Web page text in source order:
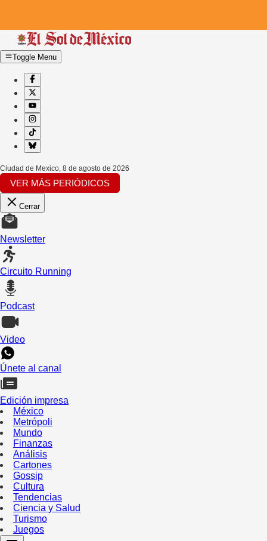
Toggle Menu
Ciudad de Mexico, 8 de agosto de 2026
VER MÁS PERIÓDICOS
Cerrar
Newsletter
Circuito Running
Podcast
Video
Únete al canal
Edición impresa
México
Metrópoli
Mundo
Finanzas
Análisis
Cartones
Gossip
Cultura
Tendencias
Ciencia y Salud
Turismo
Juegos